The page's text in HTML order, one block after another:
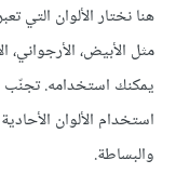
هنا نختار الألوان التي
مثل الأبيض، الأرجواني،
يمكنك استخدامه. تجنّب
استخدام الألوان
والبساطة.